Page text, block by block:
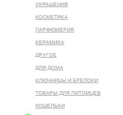
УКРАШЕНИЯ
КОСМЕТИКА
ПАРФЮМЕРИЯ
КЕРАМИКА
ДРУГОЕ
ДЛЯ ДОМА
КЛЮЧНИЦЫ И БРЕЛОКИ
ТОВАРЫ ДЛЯ ПИТОМЦЕВ
КОШЕЛЬКИ